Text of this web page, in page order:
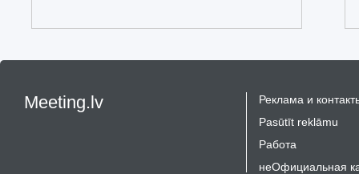
Meeting.lv
Реклама и
Pasūtīt reklāmu
Работа
неОфициальная